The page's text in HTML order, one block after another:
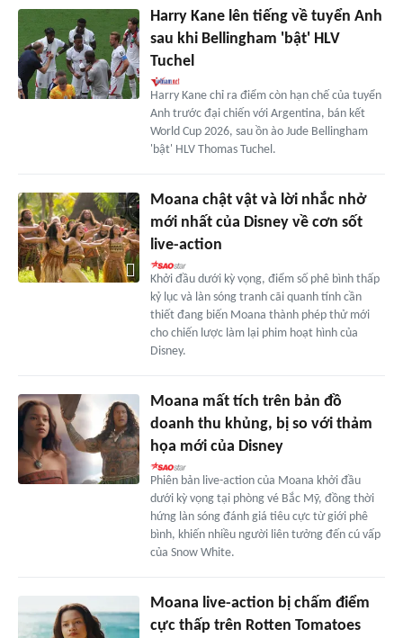
Harry Kane lên tiếng về tuyển Anh
sau khi Bellingham 'bật' HLV
Tuchel
Harry Kane chỉ ra điểm còn hạn chế của tuyển
Anh trước đại chiến với Argentina, bán kết
World Cup 2026, sau ồn ào Jude Bellingham
'bật' HLV Thomas Tuchel.
Moana chật vật và lời nhắc nhở
mới nhất của Disney về cơn sốt
live-action
Khởi đầu dưới kỳ vọng, điểm số phê bình thấp
kỷ lục và làn sóng tranh cãi quanh tính cần
thiết đang biến Moana thành phép thử mới
cho chiến lược làm lại phim hoạt hình của
Disney.
Moana mất tích trên bản đồ
doanh thu khủng, bị so với thảm
họa mới của Disney
Phiên bản live-action của Moana khởi đầu
dưới kỳ vọng tại phòng vé Bắc Mỹ, đồng thời
hứng làn sóng đánh giá tiêu cực từ giới phê
bình, khiến nhiều người liên tưởng đến cú vấp
của Snow White.
Moana live-action bị chấm điểm
cực thấp trên Rotten Tomatoes